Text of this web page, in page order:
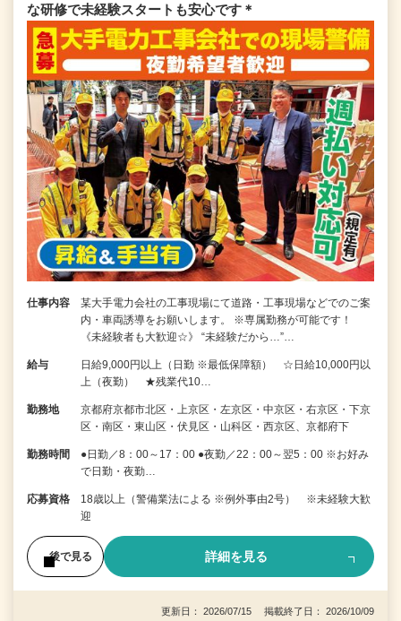
な研修で未経験スタートも安心です＊
仕事内容
某大手電力会社の工事現場にて道路・工事現場などでのご案
内・車両誘導をお願いします。 ※専属勤務が可能です！
《未経験者も大歓迎☆》 “未経験だから…”…
給与
日給9,000円以上（日勤 ※最低保障額） ☆日給10,000円以
上（夜勤） ★残業代10…
勤務地
京都府京都市北区・上京区・左京区・中京区・右京区・下京
区・南区・東山区・伏見区・山科区・西京区、京都府下
勤務時間
●日勤／8：00～17：00 ●夜勤／22：00～翌5：00 ※お好み
で日勤・夜勤…
応募資格
18歳以上（警備業法による ※例外事由2号） ※未経験大歓
迎
後で見る 詳細を見る
更新日： 2026/07/15 掲載終了日： 2026/10/09